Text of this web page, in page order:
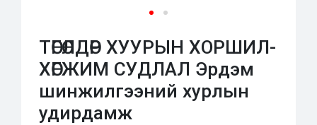
ТӨГӨЛДӨР ХУУРЫН ХОРШИЛ-
ХӨГЖИМ СУДЛАЛ Эрдэм
шинжилгээний хурлын
удирдамж